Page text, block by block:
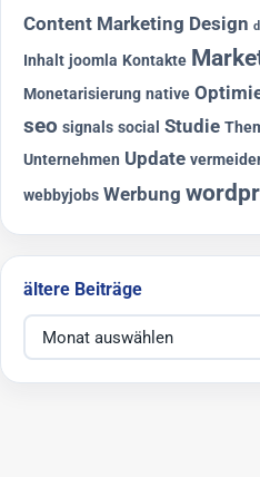
Content Marketing Design
Inhalt joomla Kontakte
Monetarisierung native
seo signals social Studie
Unternehmen Update
webbyjobs Werbung
ältere Beiträge
ältere Beiträge